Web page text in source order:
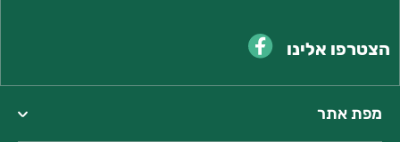
הצטרפו אלינו
מפת אתר